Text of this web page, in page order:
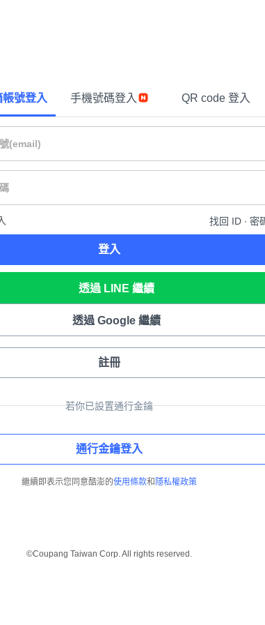
帳號登入 手機號碼登入 QR code 登入
找回 ID ∙ 密
登入
透過 LINE 繼續
透過 Google 繼續
註冊
若你已設置通行金鑰
通行金鑰登入
繼續即表示您同意酷澎的使用條款和 隱私權政策
©Coupang Taiwan Corp. All rights reserved.